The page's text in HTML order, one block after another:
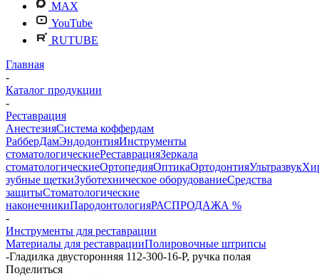
MAX
YouTube
RUTUBE
Главная
-
Каталог продукции
-
Реставрация
АнестезияСистема коффердам
РабберДамЭндодонтияИнструменты
стоматологическиеРеставрацияЗеркала
стоматологическиеОртопедияОптикаОртодонтияУльтразвук
зубные щеткиЗуботехническое оборудованиеСредства
защитыСтоматологические
наконечникиПародонтологияРАСПРОДАЖА %
-
Инструменты для реставрации
Материалы для реставрацииПолировочные штрипсы
-Гладилка двусторонняя 112-300-16-P, ручка полая
Поделиться